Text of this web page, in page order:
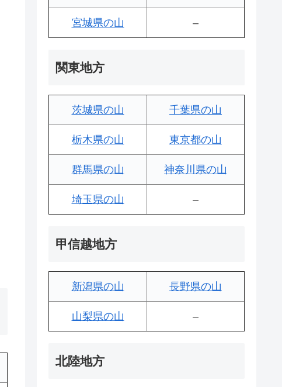
宮城県の山 –
関東地方
茨城県の山 千葉県の山
栃木県の山 東京都の山
群馬県の山 神奈川県の山
埼玉県の山 –
甲信越地方
新潟県の山 長野県の山
山梨県の山 –
北陸地方